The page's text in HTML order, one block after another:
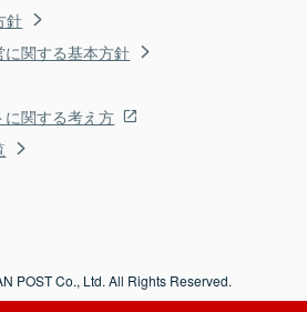
針
関する基本方針
関する考え方
POST Co., Ltd. All Rights Reserved.